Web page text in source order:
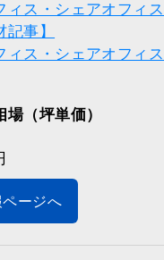
ィス・シェアオフィ
事】
ィス・シェアオフィ
（坪単価）
ージへ